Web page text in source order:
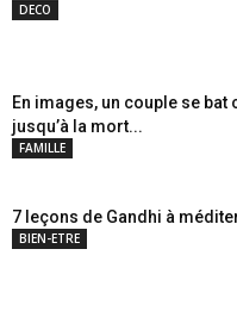
DECO
En images, un couple se
jusqu’à la mort...
FAMILLE
7 leçons de Gandhi à
BIEN-ETRE